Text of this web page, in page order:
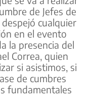
de Jefes de
cualquier
en el evento
la presencia del
Correa, quien
si asistimos, si
de cumbres
fundamentales